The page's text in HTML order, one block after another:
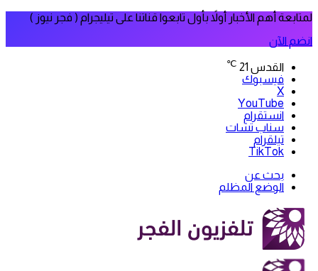
لمتابعة أهم الأخبار أولاً بأول تابعوا قناتنا على تيليجرام ( فجر نيوز )
انضم الآن
القدس 21
℃
فيسبوك
‫X
‫YouTube
انستقرام
سناب تشات
تيلقرام
‫TikTok
بحث عن
الوضع المظلم